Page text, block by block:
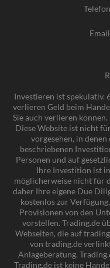
Investieren ist spekulativ.
verlieren Geld beim
Sie auch verlieren
Diese Website ist nicht
vorgesehen, in
beschriebenen
Personen und auf
Ihre Investition ist
möglicherweise nicht für
daher Ihre eigene Due
kostenlos zur
Provisionen von den
vorstellen. Trading.de
Webseiten, die auf
von trading.de
Anlageberatung.
Trading.de ist keine